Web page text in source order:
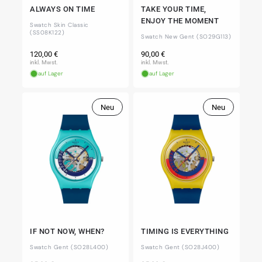
ALWAYS ON TIME
Swatch Skin Classic
(SS08K122)
Normaler
Preis
120,00 €
inkl. Mwst.
auf Lager
TAKE YOUR TIME,
ENJOY THE MOMENT
Swatch New Gent (SO29G113)
Normaler
Preis
90,00 €
inkl. Mwst.
auf Lager
Neu
IF NOT NOW, WHEN?
Swatch Gent (SO28L400)
Neu
TIMING IS EVERYTHING
Swatch Gent (SO28J400)